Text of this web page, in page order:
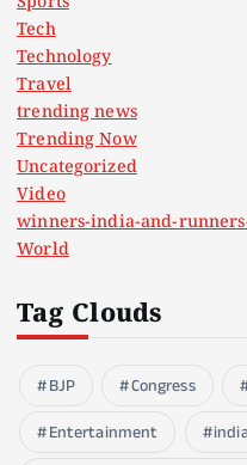
Tech
Technology
Travel
trending news
Trending Now
Uncategorized
Video
winners-india-and-
World
Tag Clouds
BJP Congress
Entertainment